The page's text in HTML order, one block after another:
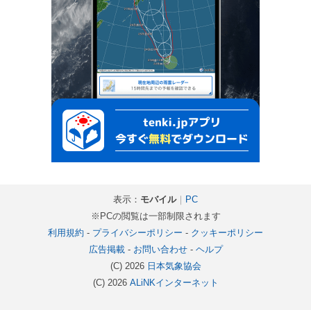
表示： モバイル｜ PC
※PCの閲覧は一部制限されます
利用規約 - プライバシーポリシー - クッキーポリシー
広告掲載- お問い合わせ- ヘルプ
(C) 2026 日本気象協会
(C) 2026 ALiNKインターネット